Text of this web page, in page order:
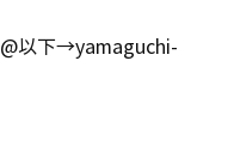
以下→yamaguchi-